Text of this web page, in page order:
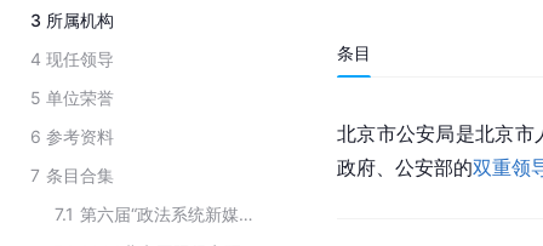
3 所属机构
4 现任领导
5 单位荣誉
6 参考资料
7 条目合集
7.1
第六届“政法系统新媒体应用案例”全国公安系统“最具影响力新媒体奖”获奖名单
条目
北京市公安局是北京市
政府、公安部的双重领